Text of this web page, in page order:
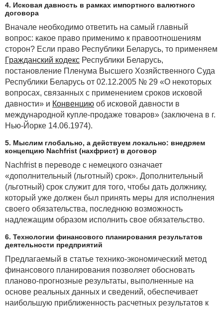
учитываемые при налогообложении, в том случае,
если приобретаемые товары (работы, услуги),
имущественные права связаны с производственным
процессом и (или) реализацией.
Дополнительно в договорах стороны могут
предусмотреть возмещение (компенсацию, покрытие
и т. п.) каких-либо расходов продавца (исполнителя
и т. п.), такие расходы можно учесть в составе затрат
при налогообложении прибыли только в том случае,
если:
· они не поименованы в
· расходы были совершены по инициативе
и (или) в интересах покупателя (заказчика и т. п.),
в целях его производственной необходимости;
· они не относятся на увеличение стоимости
активов.
Например, возмещаемые расходы в связи
с исполнением обязательств по кредитным
по договору возмещает некоторые расходы
кредитора (банка и т. п.), как правило, оплату
банковских гарантий, вознаграждение за
предоставление рамбурсного обязательства по
аккредитиву и т. п.) могут быть учтены стороной,
возмещающей расходы, но только в том случае,
если эти расходы связаны и являются
4. Исковая давность в рамках импортного валютного
договора
Вначале необходимо ответить на самый главный
вопрос: какое право применимо к правоотношениям
сторон? Если право Республики Беларусь, то применяем
Гражданский кодекс Республики Беларусь,
постановление Пленума Высшего Хозяйственного Суда
Республики Беларусь от 02.12.2005 № 29 «О некоторых
вопросах, связанных с применением сроков исковой
давности» и Конвенцию об исковой давности в
международной купле-продаже товаров» (заключена в г.
Нью-Йорке 14.06.1974).
5. Мыслим глобально, а действуем локально: внедряем
концепцию Nachfrist (нахфрист) в договор
Nachfrist в переводе с немецкого означает
«дополнительный (льготный) срок». Дополнительный
(льготный) срок служит для того, чтобы дать должнику,
который уже должен был принять меры для исполнения
своего обязательства, последнюю возможность
надлежащим образом исполнить свое обязательство.
6. Технологии финансового планирования результатов
деятельности предприятий
Предлагаемый в статье технико-экономический метод
финансового планирования позволяет обосновать
планово-прогнозные результаты, выполненные на
основе реальных данных и сведений, обеспечивает
наибольшую приближенность расчетных результатов к